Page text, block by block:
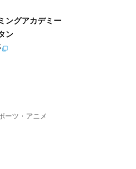
ングアカデミー
ン
ーツ・アニメ